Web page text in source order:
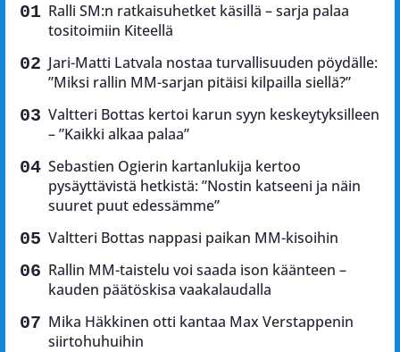
Ralli SM:n ratkaisuhetket käsillä – sarja palaa
tositoimiin Kiteellä
Jari-Matti Latvala nostaa turvallisuuden pöydälle:
”Miksi rallin MM-sarjan pitäisi kilpailla siellä?”
Valtteri Bottas kertoi karun syyn keskeytyksilleen
– ”Kaikki alkaa palaa”
Sebastien Ogierin kartanlukija kertoo
pysäyttävistä hetkistä: ”Nostin katseeni ja näin
suuret puut edessämme”
Valtteri Bottas nappasi paikan MM-kisoihin
Rallin MM-taistelu voi saada ison käänteen –
kauden päätöskisa vaakalaudalla
Mika Häkkinen otti kantaa Max Verstappenin
siirtohuhuihin